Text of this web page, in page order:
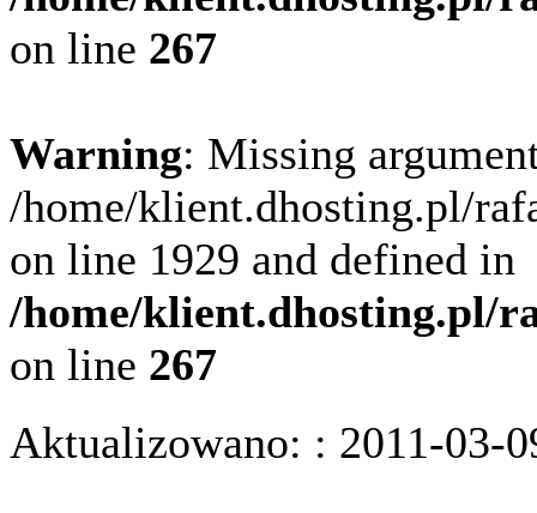
on line 267
Warning: Missing
/home/klient.dhosting.pl/
on line 1929 and defined in
/home/klient.dhosting.pl/
on line 267
Aktualizowano: : 2011-03-